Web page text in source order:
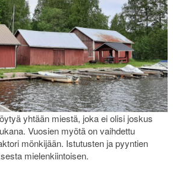
yhtään miestä, joka ei olisi joskus
Vuosien myötä on vaihdettu
mönkijään. Istutusten ja pyyntien
mielenkiintoisen.